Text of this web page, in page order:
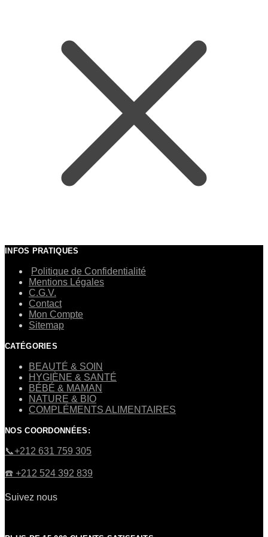
INFOS PRATIQUES
Politique de Confidentialité
Mentions Légales
C.G.V.
Contact
Mon Compte
Sitemap
CATÉGORIES
BEAUTÉ & SOIN
HYGIÈNE & SANTÉ
BÉBÉ & MAMAN
NATURE & BIO
COMPLÉMENTS ALIMENTAIRES
NOS COORDONNÉES:
​📞+212 631 759 305
☎️​ +212 524 392 839
Suivez nous